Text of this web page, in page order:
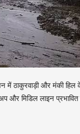
में ठाकुरवाड़ी और मंकी हिल
मिडिल लाइन प्रभावित